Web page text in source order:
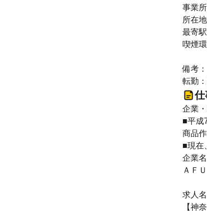
事業
所在
最寄駅
喫煙
備考
転勤
仕
企業
■平成
商品
■現在
企業名
ＡＦ
求人名
【神